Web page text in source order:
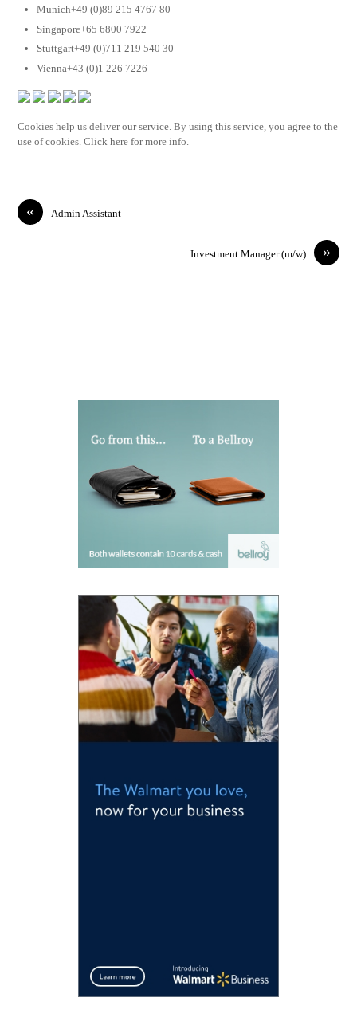
Munich+49 (0)89 215 4767 80
Singapore+65 6800 7922
Stuttgart+49 (0)711 219 540 30
Vienna+43 (0)1 226 7226
Cookies help us deliver our service. By using this service, you agree to the
use of cookies. Click here for more info.
« Admin Assistant
»
Investment Manager (m/w)